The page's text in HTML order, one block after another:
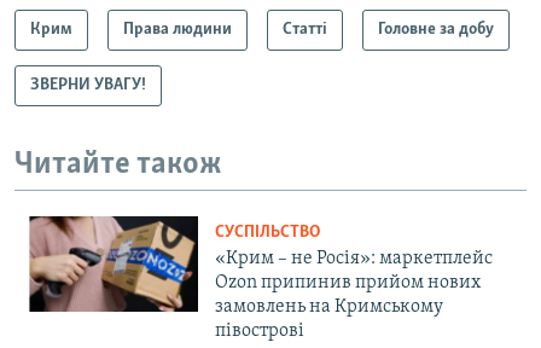
Крим Права людини Статті Головне за добу
ЗВЕРНИ УВАГУ!
Читайте також
СУСПІЛЬСТВО
«Крим – не Росія»: маркетплейс
Ozon припинив прийом нових
замовлень на Кримському
півострові